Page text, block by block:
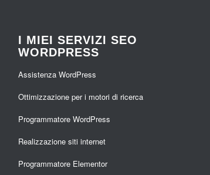
I MIEI SERVIZI SEO
WORDPRESS
Assistenza WordPress
Ottimizzazione per i motori di ricerca
Programmatore WordPress
Realizzazione siti internet
Programmatore Elementor